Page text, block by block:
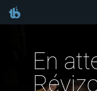
Skip
to
En